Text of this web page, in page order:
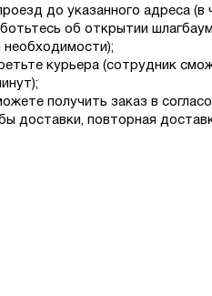
до указанного адреса (в
об открытии
необходимости);
курьера (сотрудник
получить заказ в
доставки, повторная